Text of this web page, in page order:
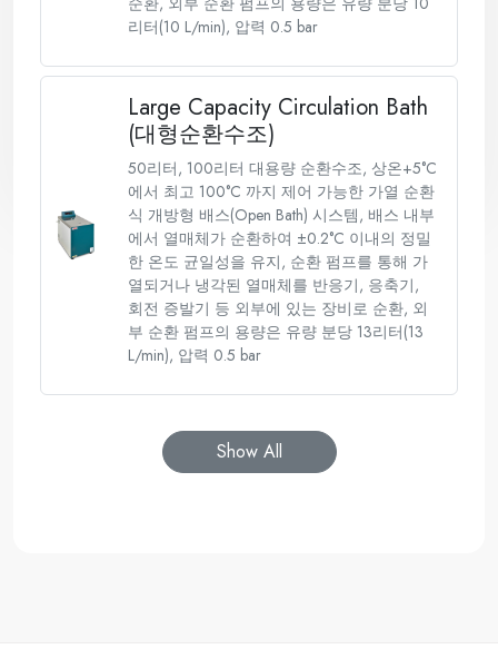
리터(10 L/min), 압력 0.5 bar
Large Capacity Circulation Bath
(대형순환수조)
50리터, 100리터 대용량 순환수조, 상온+5°C
에서 최고 100°C 까지 제어 가능한 가열 순환
식 개방형 배스(Open Bath) 시스템, 배스 내부
에서 열매체가 순환하여 ±0.2°C 이내의 정밀
한 온도 균일성을 유지, 순환 펌프를 통해 가
열되거나 냉각된 열매체를 반응기, 응축기,
회전 증발기 등 외부에 있는 장비로 순환, 외
부 순환 펌프의 용량은 유량 분당 13리터(13
L/min), 압력 0.5 bar
Show All